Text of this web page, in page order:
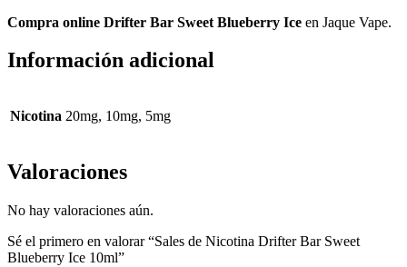
Compra online Drifter Bar Sweet Blueberry Ice en Jaque Vape.
Información adicional
Nicotina 20mg, 10mg, 5mg
Valoraciones
No hay valoraciones aún.
Sé el primero en valorar “Sales de Nicotina Drifter Bar Sweet
Blueberry Ice 10ml”